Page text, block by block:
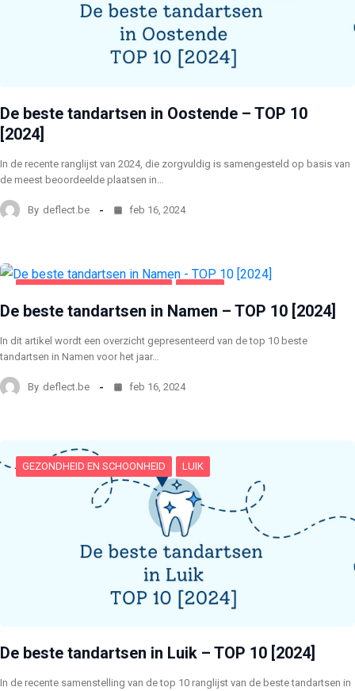
De beste tandartsen in Oostende – TOP 10
[2024]
In de recente ranglijst van 2024, die zorgvuldig is samengesteld op basis van
de meest beoordeelde plaatsen in…
By deflect.be feb 16, 2024
De beste tandartsen in Namen – TOP 10 [2024]
In dit artikel wordt een overzicht gepresenteerd van de top 10 beste
tandartsen in Namen voor het jaar…
By deflect.be feb 16, 2024
GEZONDHEID EN SCHOONHEID LUIK
De beste tandartsen in Luik – TOP 10 [2024]
In de recente samenstelling van de top 10 ranglijst van de beste tandartsen in